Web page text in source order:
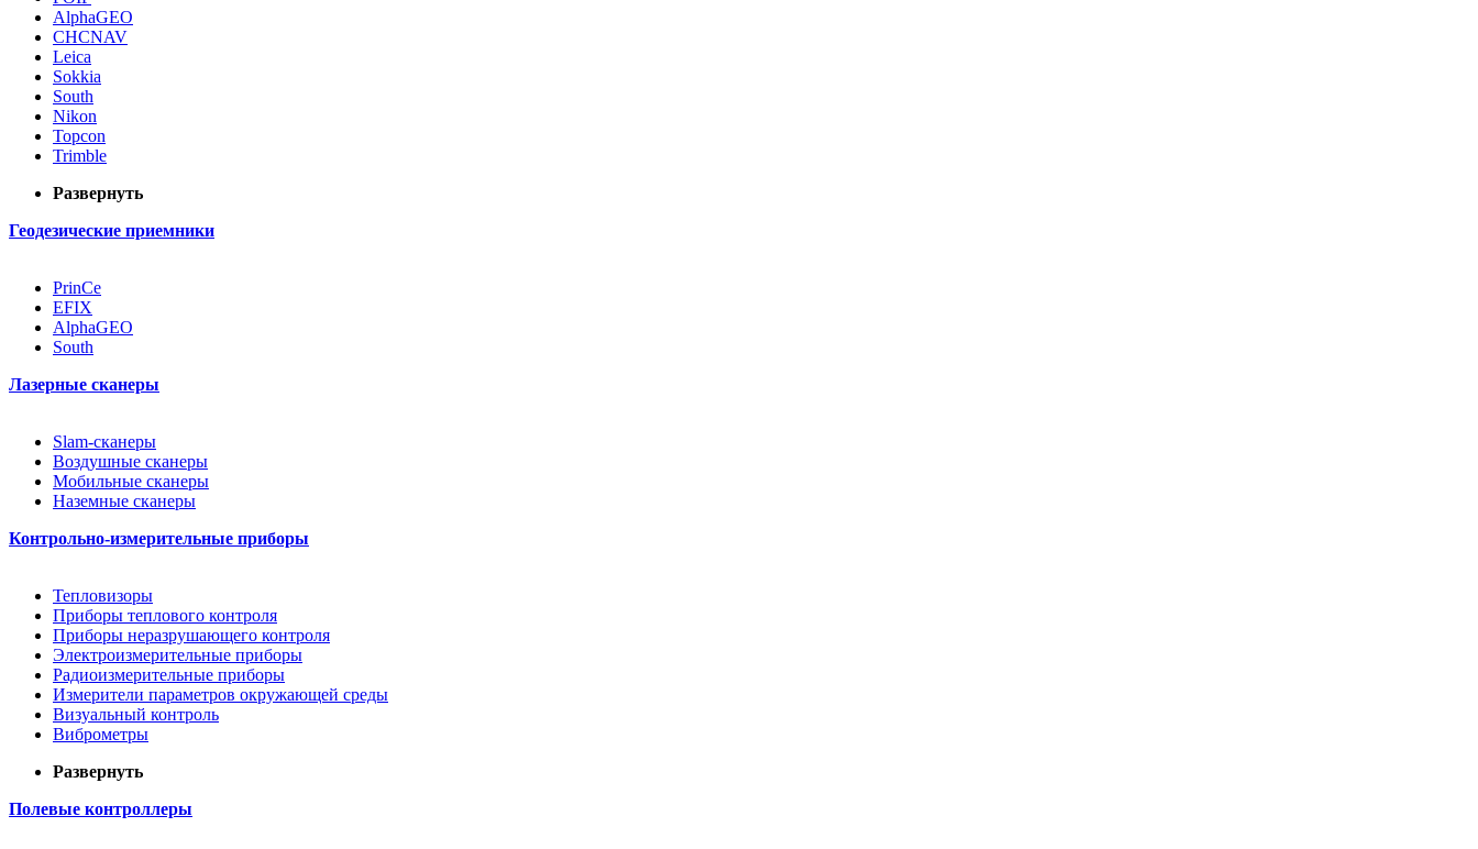
AlphaGEO
CHCNAV
Leica
Sokkia
South
Nikon
Topcon
Trimble
Развернуть
Геодезические приемники
PrinCe
EFIX
AlphaGEO
South
Лазерные сканеры
Slam-сканеры
Воздушные сканеры
Мобильные сканеры
Наземные сканеры
Контрольно-измерительные приборы
Тепловизоры
Приборы теплового контроля
Приборы неразрушающего контроля
Электроизмерительные приборы
Радиоизмерительные приборы
Измерители параметров окружающей среды
Визуальный контроль
Виброметры
Развернуть
Полевые контроллеры